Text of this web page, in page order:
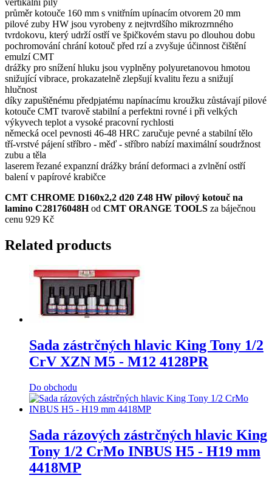
průměr kotouče 160 mm s vnitřním upínacím otvorem 20 mm
pilové zuby HW jsou vyrobeny z nejtvrdšího mikrozrnného
tvrdokovu, který udrží ostří ve špičkovém stavu po dlouhou dobu
pochromování chrání kotouč před rzí a zvyšuje účinnost čištění
emulzí CMT
drážky pro snížení hluku jsou vyplněny polyuretanovou hmotou
snižující vibrace, prokazatelně zlepšují kvalitu řezu a snižují
hlučnost
díky zapuštěnému předpjatému napínacímu kroužku zůstávají pilové
kotouče CMT tvarově stabilní a perfektni rovné i při velkých
výkyvech teplot a vysoké pracovní rychlosti
německá ocel pevnosti 46-48 HRC zaručuje pevné a stabilní tělo
tří-vrstvé pájení stříbro - měď - stříbro nabízí maximální soudržnost
zubu a těla
laserem řezané expanzní drážky brání deformaci a zvlnění ostří
balení v papírové krabičce
CMT CHROME D160x2,2 d20 Z48 HW pilový kotouč na
lamino C28176048Hod CMT ORANGE TOOLS za báječnou
cenu 929 Kč
Related products
Sada zástrčných hlavic King Tony 1/2
CrV XZN M5 - M12 4128PR
Do obchodu
Sada rázových zástrčných hlavic King
Tony 1/2 CrMo INBUS H5 - H19 mm
4418MP